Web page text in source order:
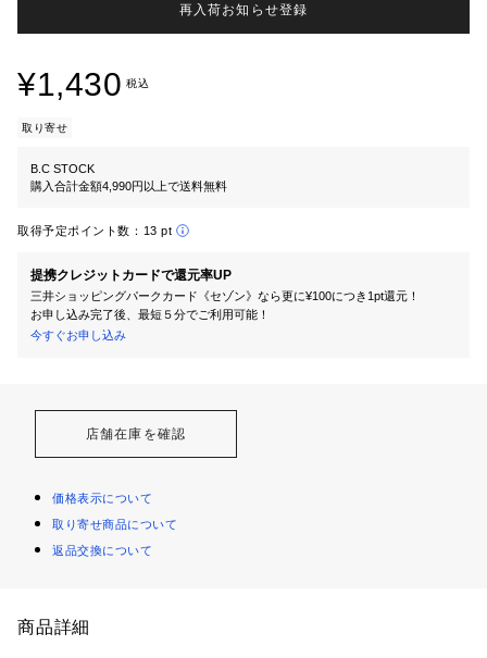
再入荷お知らせ登録
¥1,430 税込
取り寄せ
B.C STOCK
購入合計金額4,990円以上で送料無料
取得予定ポイント数： 13 pt
提携クレジットカードで還元率UP
三井ショッピングパークカード《セゾン》なら更に¥100につき1pt還元！
お申し込み完了後、最短５分でご利用可能！
今すぐお申し込み
店舗在庫を確認
価格表示について
取り寄せ商品について
返品交換について
商品詳細